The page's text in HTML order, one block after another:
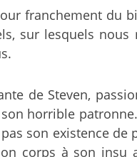
franchement du
sur lesquels nous
de Steven,
horrible
son existence
corps à son